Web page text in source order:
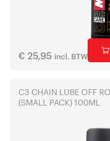
€ 25,95 incl. BTW
C3 CHAIN LUBE OFF
(SMALL PACK) 100ML